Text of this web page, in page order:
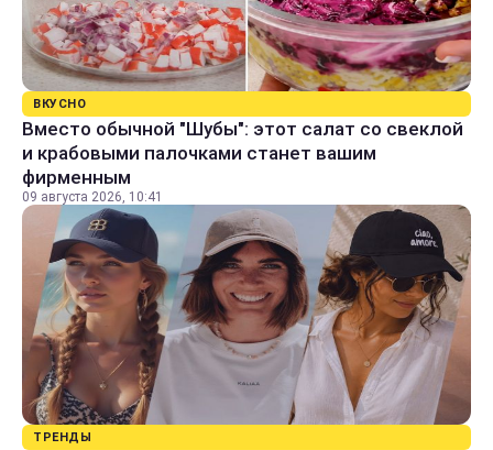
ВКУСНО
Вместо обычной "Шубы": этот салат со свеклой
и крабовыми палочками станет вашим
фирменным
09 августа 2026, 10:41
ТРЕНДЫ